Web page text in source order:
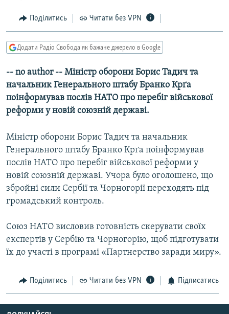
пошуку
СУСПІЛЬСТВО
КУЛЬТУРА
СПОРТ
СВІТ
ДОНБАС.РЕАЛІЇ
КРИМ.РЕАЛІЇ
ТИ ЯК?
КИТАЙ.ВИКЛИКИ
МУЛЬТИМЕДІА
ФОТО
СПЕЦПРОЄКТИ
ПОДКАСТИ
КРИМ РЕАЛІЇ
РУС
УКР
КТАТ
ДОЛУЧАЙСЯ!
Поділитись Читати без VPN
Додати Радіо Свобода як бажане джерело в Google
-- no author -- Міністр оборони Борис Тадич та
начальник Генерального штабу Бранко Крґа
поінформував послів НАТО про перебіг військової
реформи у новій союзній державі.
Міністр оборони Борис Тадич та начальник
Генерального штабу Бранко Крґа поінформував
послів НАТО про перебіг військової реформи у
новій союзній державі. Учора було оголошено, що
збройні сили Сербії та Чорногорії переходять під
громадський контроль.
Союз НАТО висловив готовність скерувати своїх
експертів у Сербію та Чорногорію, щоб підготувати
їх до участі в програмі «Партнерство заради миру».
Поділитись Читати без VPN Підписатись